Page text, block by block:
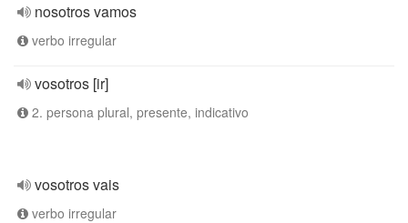
nosotros vamos
verbo irregular
vosotros [ir]
2. persona plural, presente, indicativo
vosotros vais
verbo irregular